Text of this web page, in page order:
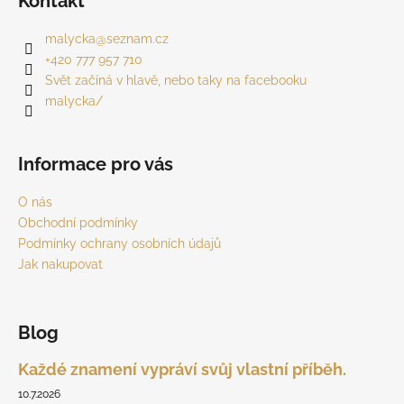
malycka@seznam.cz
+420 777 957 710
Svět začíná v hlavě, nebo taky na facebooku
malycka/
Informace pro vás
O nás
Obchodní podmínky
Podmínky ochrany osobních údajů
Jak nakupovat
Blog
Každé znamení vypráví svůj vlastní příběh.
10.7.2026